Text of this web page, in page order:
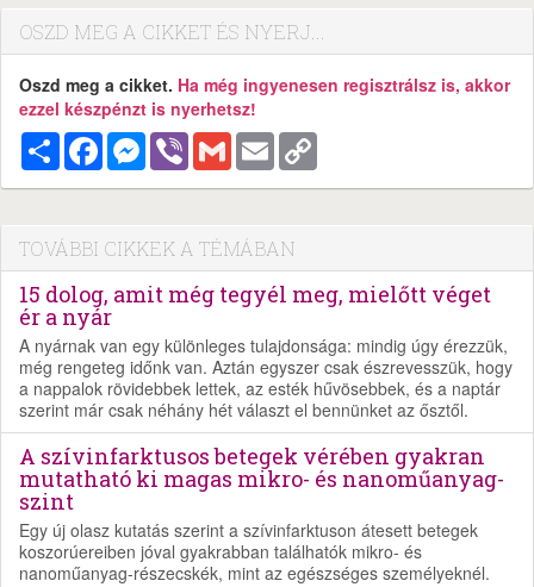
OSZD MEG A CIKKET ÉS NYERJ...
Oszd meg a cikket. Ha még ingyenesen regisztrálsz is, akkor
ezzel készpénzt is nyerhetsz!
MegosztásFacebookMessenger
Viber Gmail Email
TOVÁBBI CIKKEK A TÉMÁBAN
15 dolog, amit még tegyél meg, mielőtt véget
ér a nyár
A nyárnak van egy különleges tulajdonsága: mindig úgy érezzük,
még rengeteg időnk van. Aztán egyszer csak észrevesszük, hogy
a nappalok rövidebbek lettek, az esték hűvösebbek, és a naptár
szerint már csak néhány hét választ el bennünket az ősztől.
A szívinfarktusos betegek vérében gyakran
mutatható ki magas mikro- és nanoműanyag-
szint
Egy új olasz kutatás szerint a szívinfarktuson átesett betegek
koszorúereiben jóval gyakrabban találhatók mikro- és
nanoműanyag-részecskék, mint az egészséges személyeknél.